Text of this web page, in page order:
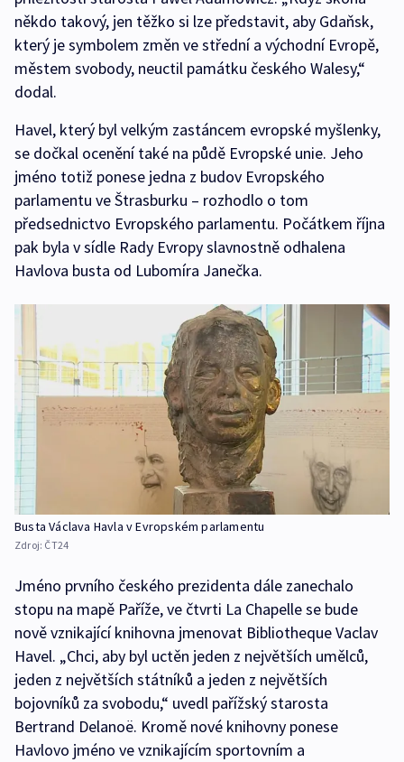
někdo takový, jen těžko si lze představit, aby Gdaňsk,
který je symbolem změn ve střední a východní Evropě,
městem svobody, neuctil památku českého Walesy,“
dodal.
Havel, který byl velkým zastáncem evropské myšlenky,
se dočkal ocenění také na půdě Evropské unie. Jeho
jméno totiž ponese jedna z budov Evropského
parlamentu ve Štrasburku – rozhodlo o tom
předsednictvo Evropského parlamentu. Počátkem října
pak byla v sídle Rady Evropy slavnostně odhalena
Havlova busta od Lubomíra Janečka.
Busta Václava Havla v Evropském parlamentu
Zdroj: ČT24
Jméno prvního českého prezidenta dále zanechalo
stopu na mapě Paříže, ve čtvrti La Chapelle se bude
nově vznikající knihovna jmenovat Bibliotheque Vaclav
Havel. „Chci, aby byl uctěn jeden z největších umělců,
jeden z největších státníků a jeden z největších
bojovníků za svobodu,“ uvedl pařížský starosta
Bertrand Delanoë. Kromě nové knihovny ponese
Havlovo jméno ve vznikajícím sportovním a